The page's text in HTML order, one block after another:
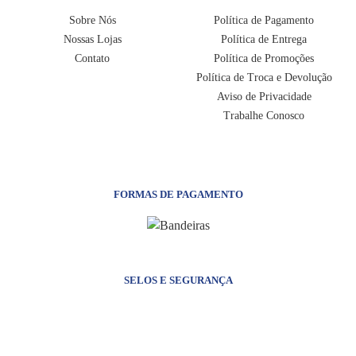
Uso: Ideal para ser utilizado durante a cerimônia de batismo ou
como uma linda lembrança.
Sobre Nós
Nossas Lojas
Contato
Política de Pagamento
Política de Entrega
Política de Promoções
Política de Troca e Devolução
Aviso de Privacidade
Trabalhe Conosco
FORMAS DE PAGAMENTO
SELOS E SEGURANÇA